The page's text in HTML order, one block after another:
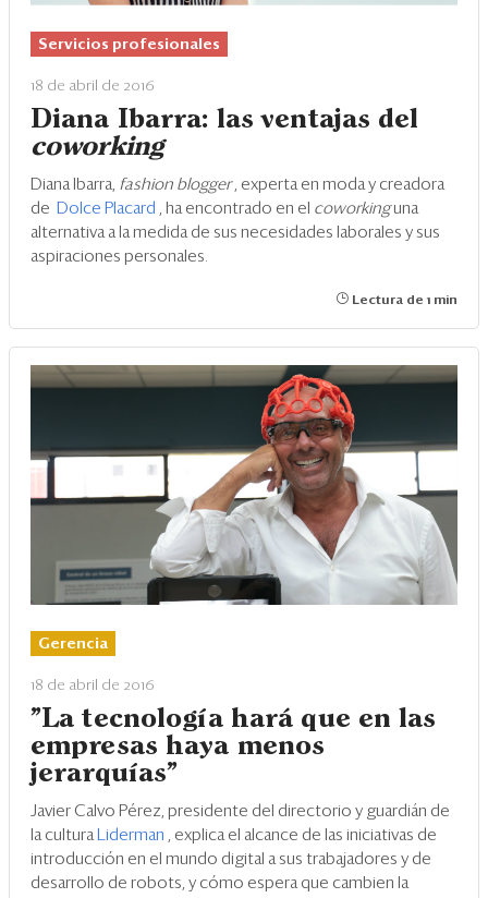
Servicios profesionales
18 de abril de 2016
Diana Ibarra: las ventajas del
coworking
Diana Ibarra, fashion blogger, experta en moda y creadora
de Dolce Placard , ha encontrado en el coworkinguna
alternativa a la medida de sus necesidades laborales y sus
aspiraciones personales.
Lectura de 1 min
Gerencia
18 de abril de 2016
"La tecnología hará que en las
empresas haya menos
jerarquías"
Javier Calvo Pérez, presidente del directorio y guardián de
la cultura Liderman , explica el alcance de las iniciativas de
introducción en el mundo digital a sus trabajadores y de
desarrollo de robots, y cómo espera que cambien la